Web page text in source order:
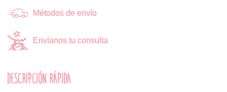
Métodos de envío
Envíanos tu consulta
DESCRIPCIÓN RÁPIDA